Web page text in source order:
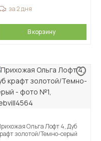
за 2 дня
В корзину
Ольга Лофт 4, Дуб
золотой/Темно-серый